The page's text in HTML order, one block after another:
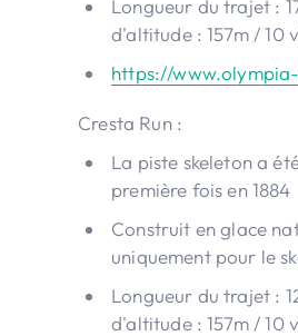
Longueur du trajet :
d'altitude : 157m / 10
https://
Cresta Run :
La piste skeleton a
première fois en 1884
Construit en glace
uniquement pour le
Longueur du trajet :
d'altitude : 157m / 10